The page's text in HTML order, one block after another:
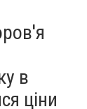
в
ціни